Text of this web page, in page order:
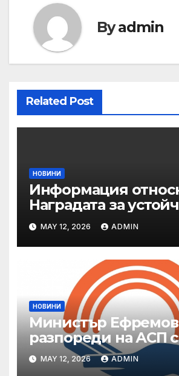
Byadmin
Related Post
НОВИНИ
Информация
Наградата за
на ОАЕ „Зайед“
MAY 12, 2026 ADMIN
НОВИНИ
Министър
разпореди на АСП
готовност за
подкрепа на
MAY 12, 2026 ADMIN